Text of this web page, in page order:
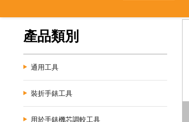
產品類別
通用工具
裝折手錶工具
用於手錶機芯調較工具